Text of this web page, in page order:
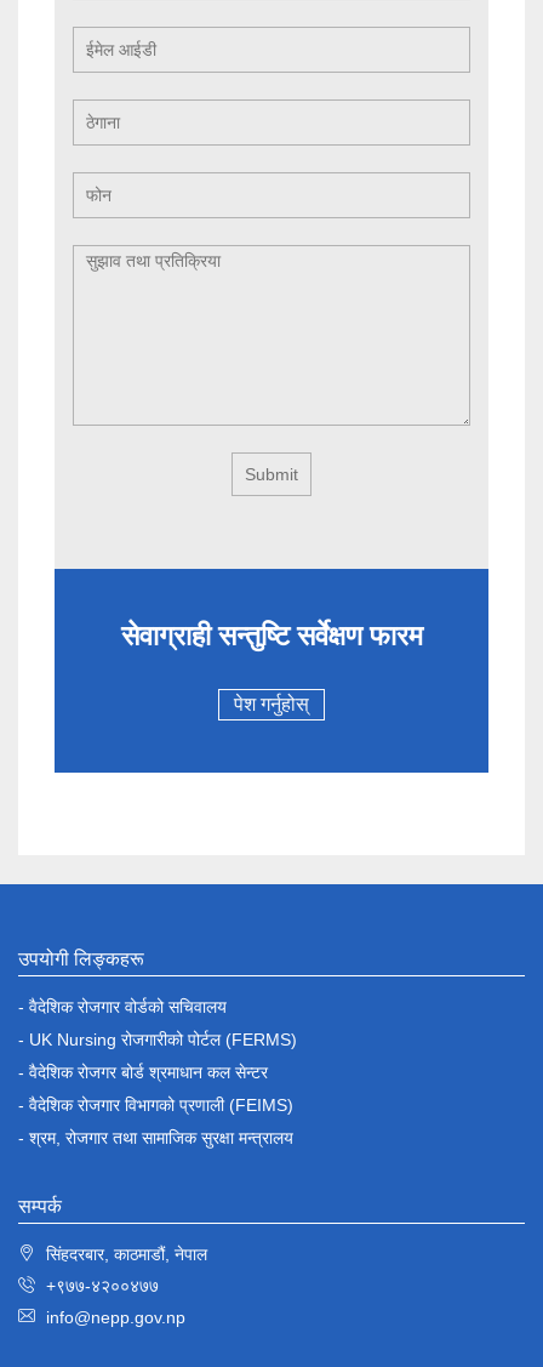
सेवाग्राही सन्तुष्टि सर्वेक्षण फारम
पेश गर्नुहोस्
उपयोगी लिङ्कहरू
- वैदेशिक रोजगार वोर्डको सचिवालय
- UK Nursing रोजगारीको पोर्टल (FERMS)
- वैदेशिक रोजगर बोर्ड श्रमाधान कल सेन्टर
- वैदेशिक रोजगार विभागको प्रणाली (FEIMS)
- श्रम, रोजगार तथा सामाजिक सुरक्षा मन्त्रालय
सम्पर्क
सिंहदरबार, काठमाडौं, नेपाल
+९७७-४२००४७७
info@nepp.gov.np